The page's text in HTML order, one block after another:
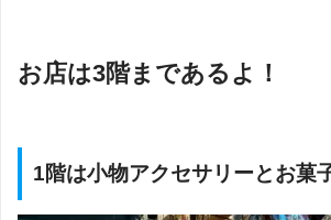
お店は3階まであるよ！
1階は小物アクセサリーとお菓